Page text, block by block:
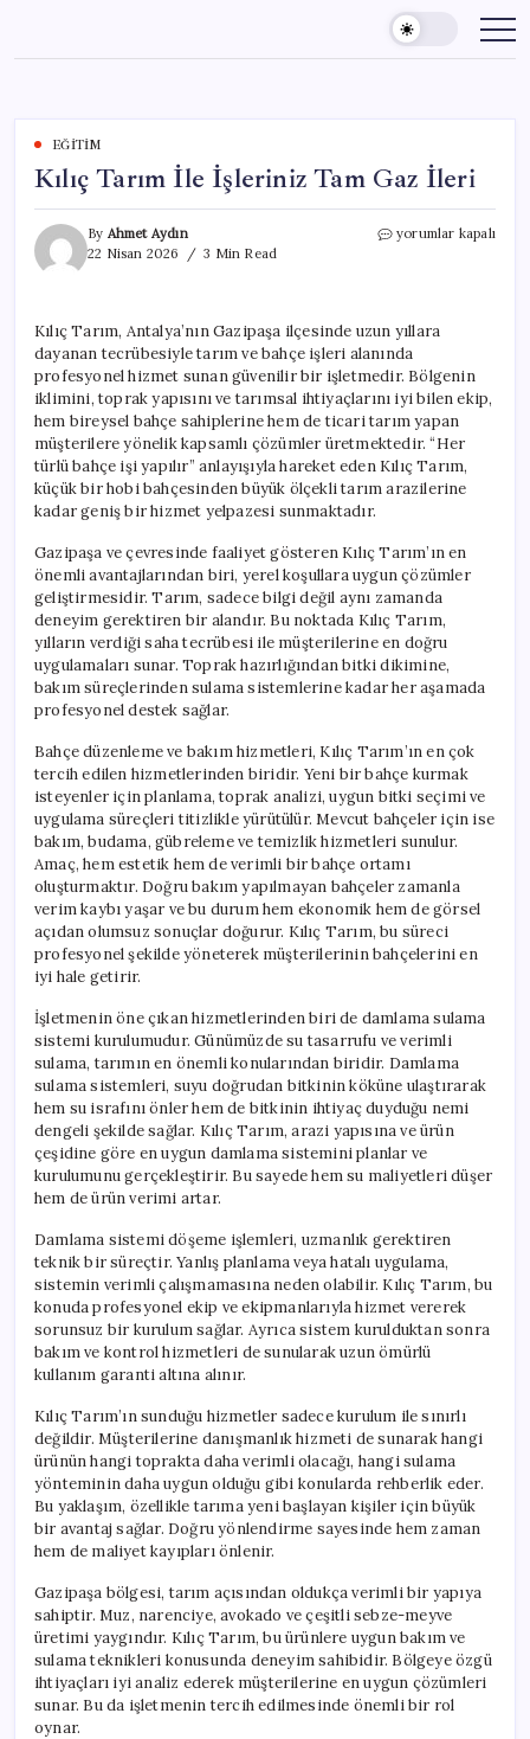
content
EĞITIM
Kılıç Tarım İle İşleriniz Tam Gaz İleri
By Ahmet Aydın
22 Nisan 2026
3 Min Read
Kılıç
Gaz
İleri
için
yorumlar kapalı
Kılıç Tarım, Antalya’nın Gazipaşa ilçesinde uzun yıllara
dayanan tecrübesiyle tarım ve bahçe işleri alanında
profesyonel hizmet sunan güvenilir bir işletmedir. Bölgenin
iklimini, toprak yapısını ve tarımsal ihtiyaçlarını iyi bilen ekip,
hem bireysel bahçe sahiplerine hem de ticari tarım yapan
müşterilere yönelik kapsamlı çözümler üretmektedir. “Her
türlü bahçe işi yapılır” anlayışıyla hareket eden Kılıç Tarım,
küçük bir hobi bahçesinden büyük ölçekli tarım arazilerine
kadar geniş bir hizmet yelpazesi sunmaktadır.
Gazipaşa ve çevresinde faaliyet gösteren Kılıç Tarım’ın en
önemli avantajlarından biri, yerel koşullara uygun çözümler
geliştirmesidir. Tarım, sadece bilgi değil aynı zamanda
deneyim gerektiren bir alandır. Bu noktada Kılıç Tarım,
yılların verdiği saha tecrübesi ile müşterilerine en doğru
uygulamaları sunar. Toprak hazırlığından bitki dikimine,
bakım süreçlerinden sulama sistemlerine kadar her aşamada
profesyonel destek sağlar.
Bahçe düzenleme ve bakım hizmetleri, Kılıç Tarım’ın en çok
tercih edilen hizmetlerinden biridir. Yeni bir bahçe kurmak
isteyenler için planlama, toprak analizi, uygun bitki seçimi ve
uygulama süreçleri titizlikle yürütülür. Mevcut bahçeler için ise
bakım, budama, gübreleme ve temizlik hizmetleri sunulur.
Amaç, hem estetik hem de verimli bir bahçe ortamı
oluşturmaktır. Doğru bakım yapılmayan bahçeler zamanla
verim kaybı yaşar ve bu durum hem ekonomik hem de görsel
açıdan olumsuz sonuçlar doğurur. Kılıç Tarım, bu süreci
profesyonel şekilde yöneterek müşterilerinin bahçelerini en
iyi hale getirir.
İşletmenin öne çıkan hizmetlerinden biri de damlama sulama
sistemi kurulumudur. Günümüzde su tasarrufu ve verimli
sulama, tarımın en önemli konularından biridir. Damlama
sulama sistemleri, suyu doğrudan bitkinin köküne ulaştırarak
hem su israfını önler hem de bitkinin ihtiyaç duyduğu nemi
dengeli şekilde sağlar. Kılıç Tarım, arazi yapısına ve ürün
çeşidine göre en uygun damlama sistemini planlar ve
kurulumunu gerçekleştirir. Bu sayede hem su maliyetleri düşer
hem de ürün verimi artar.
Damlama sistemi döşeme işlemleri, uzmanlık gerektiren
teknik bir süreçtir. Yanlış planlama veya hatalı uygulama,
sistemin verimli çalışmamasına neden olabilir. Kılıç Tarım, bu
konuda profesyonel ekip ve ekipmanlarıyla hizmet vererek
sorunsuz bir kurulum sağlar. Ayrıca sistem kurulduktan sonra
bakım ve kontrol hizmetleri de sunularak uzun ömürlü
kullanım garanti altına alınır.
Kılıç Tarım’ın sunduğu hizmetler sadece kurulum ile sınırlı
değildir. Müşterilerine danışmanlık hizmeti de sunarak hangi
ürünün hangi toprakta daha verimli olacağı, hangi sulama
yönteminin daha uygun olduğu gibi konularda rehberlik eder.
Bu yaklaşım, özellikle tarıma yeni başlayan kişiler için büyük
bir avantaj sağlar. Doğru yönlendirme sayesinde hem zaman
hem de maliyet kayıpları önlenir.
Gazipaşa bölgesi, tarım açısından oldukça verimli bir yapıya
sahiptir. Muz, narenciye, avokado ve çeşitli sebze-meyve
üretimi yaygındır. Kılıç Tarım, bu ürünlere uygun bakım ve
sulama teknikleri konusunda deneyim sahibidir. Bölgeye özgü
ihtiyaçları iyi analiz ederek müşterilerine en uygun çözümleri
sunar. Bu da işletmenin tercih edilmesinde önemli bir rol
oynar.